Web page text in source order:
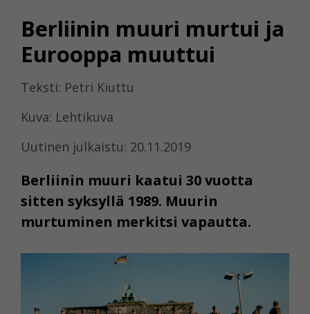
Berliinin muuri murtui ja
Eurooppa muuttui
Teksti: Petri Kiuttu
Kuva: Lehtikuva
Uutinen julkaistu: 20.11.2019
Berliinin muuri kaatui 30 vuotta
sitten syksyllä 1989. Muurin
murtuminen merkitsi vapautta.